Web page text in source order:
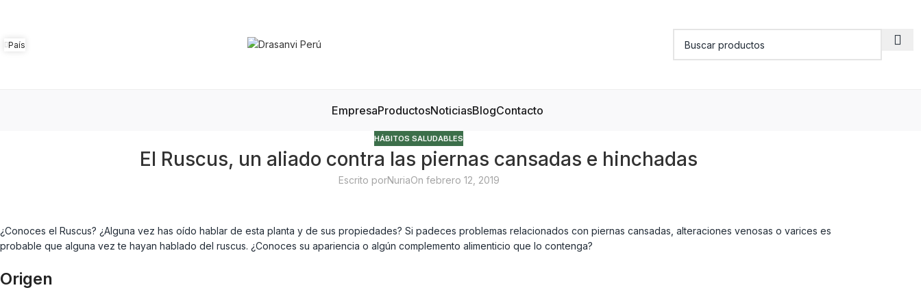
País
EmpresaProductosNoticiasBlogContacto
HÁBITOS SALUDABLES
El Ruscus, un aliado contra las piernas cansadas e hinchadas
Escrito porNuriaOn febrero 12, 2019
¿Conoces el Ruscus? ¿Alguna vez has oído hablar de esta planta y de sus propiedades? Si padeces problemas relacionados con piernas cansadas, alteraciones venosas o varices es
probable que alguna vez te hayan hablado del ruscus. ¿Conoces su apariencia o algún complemento alimenticio que lo contenga?
Origen